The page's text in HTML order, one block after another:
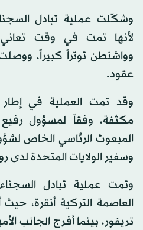
وشكّلت عملية تبادل
لأنها تمت في وقت
وواشنطن توتراً كبيراً،
عقود.
وقد تمت العملية في
مكثفة، وفقاً لمسؤول رفيع
المبعوث الرئاسي الخاص
وسفير الولايات المتحدة لدى
وتمت عملية تبادل
العاصمة التركية أنقرة،
تريفور، بينما أفرج الجانب